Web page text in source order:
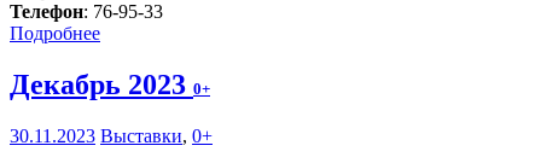
Телефон: 76-95-33
Подробнее
Декабрь 2023 0+
30.11.2023 Выставки, 0+